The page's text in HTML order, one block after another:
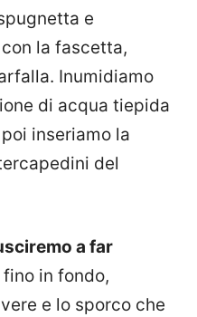
e
la fascetta,
Inumidiamo
di acqua tiepida
inseriamo la
del
a far
fino in fondo,
e lo sporco che